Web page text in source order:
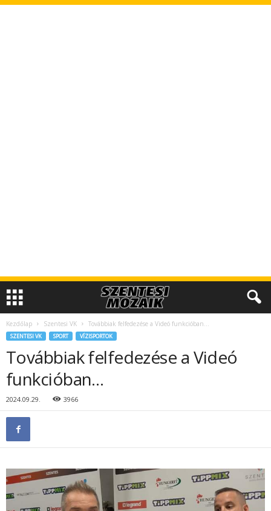
Kezdőlap Szentesi VK Továbbiak felfedezése a Videó funkcióban…
SZENTESI VK SPORT VÍZISPORTOK
Továbbiak felfedezése a Videó
funkcióban…
2024.09.29. 3966